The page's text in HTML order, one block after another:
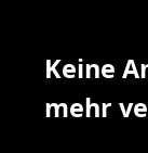
Keine
mehr